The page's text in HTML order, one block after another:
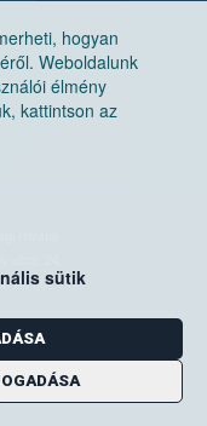
hogyan
Weboldalunk
élmény
kattintson az
sütik
Hivatal
Pf. 30.